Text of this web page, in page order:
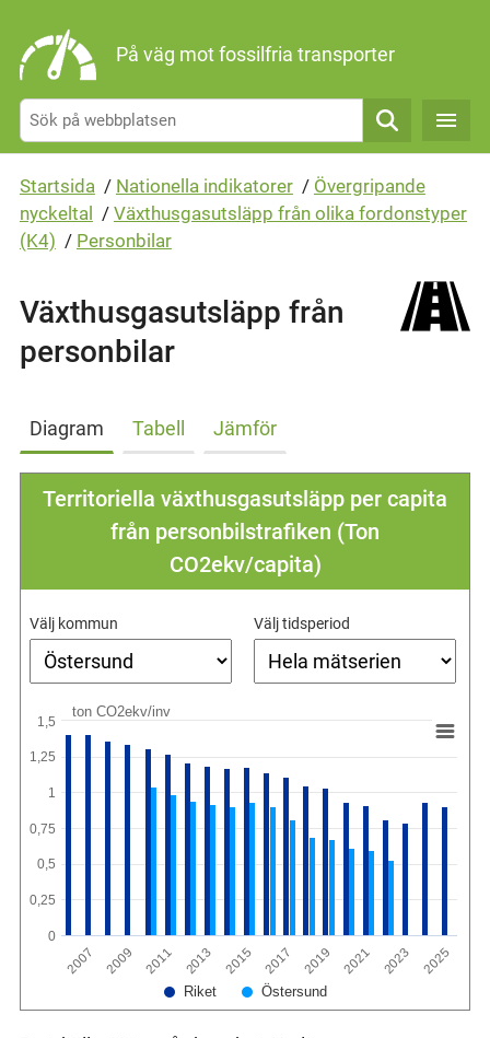
På väg mot fossilfria transporter
Sök
Startsida / Nationella indikatorer / Övergripande
nyckeltal / Växthusgasutsläpp från olika fordonstyper
(K4) / Personbilar
Växthusgasutsläpp från
personbilar
Diagram Tabell Jämför
Territoriella växthusgasutsläpp per capita
från personbilstrafiken (Ton
CO2ekv/capita)
Välj kommun Välj tidsperiod
ton CO2ekv/inv
Riket Östersund
2007 2009 2011 2013 2015 2017 2019 2021 2023 2025
0
0,25
0,5
0,75
1
1,25
1,5